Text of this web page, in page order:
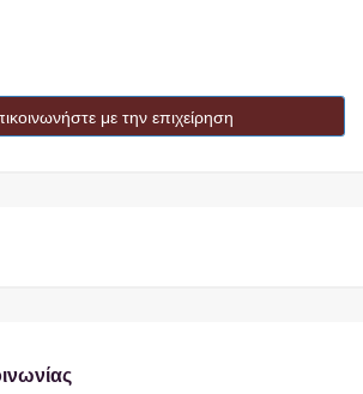
με την επιχείρηση